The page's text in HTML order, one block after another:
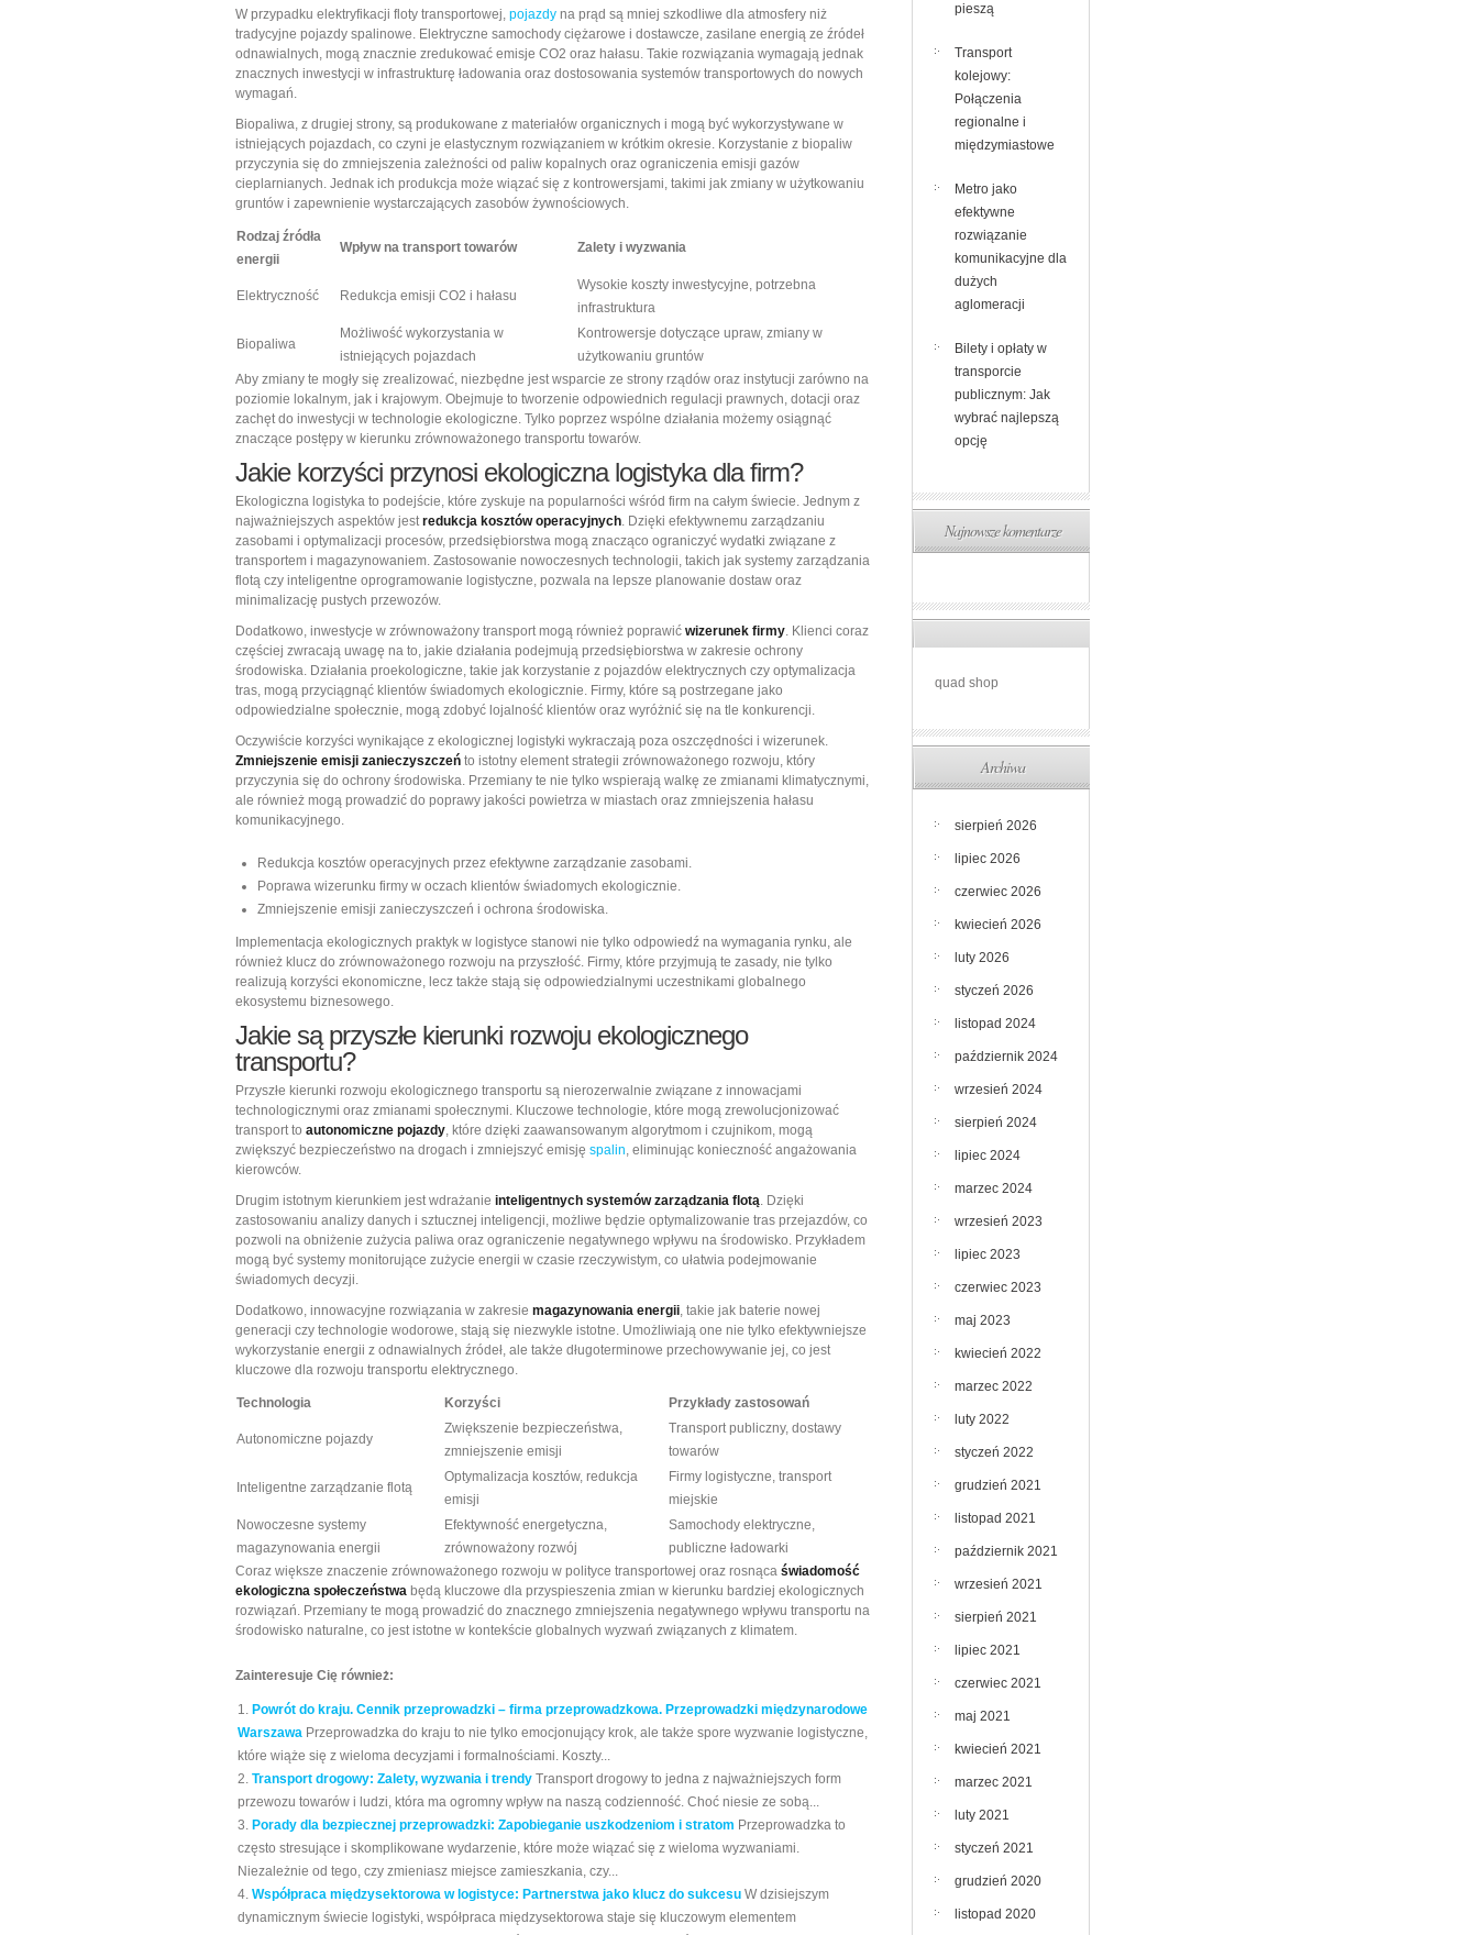
W przypadku elektryfikacji floty transportowej, pojazdy na prąd są mniej szkodliwe dla atmosfery niż
tradycyjne pojazdy spalinowe. Elektryczne samochody ciężarowe i dostawcze, zasilane energią ze źródeł
odnawialnych, mogą znacznie zredukować emisje CO2 oraz hałasu. Takie rozwiązania wymagają jednak
znacznych inwestycji w infrastrukturę ładowania oraz dostosowania systemów transportowych do nowych
wymagań.
Biopaliwa, z drugiej strony, są produkowane z materiałów organicznych i mogą być wykorzystywane w
istniejących pojazdach, co czyni je elastycznym rozwiązaniem w krótkim okresie. Korzystanie z biopaliw
przyczynia się do zmniejszenia zależności od paliw kopalnych oraz ograniczenia emisji gazów
cieplarnianych. Jednak ich produkcja może wiązać się z kontrowersjami, takimi jak zmiany w użytkowaniu
gruntów i zapewnienie wystarczających zasobów żywnościowych.
Rodzaj źródła
energii
Wpływ na transport towarów Zalety i wyzwania
Elektryczność Redukcja emisji CO2 i hałasu
Wysokie koszty inwestycyjne, potrzebna
infrastruktura
Biopaliwa
Możliwość wykorzystania w
istniejących pojazdach
Kontrowersje dotyczące upraw, zmiany w
użytkowaniu gruntów
Aby zmiany te mogły się zrealizować, niezbędne jest wsparcie ze strony rządów oraz instytucji zarówno na
poziomie lokalnym, jak i krajowym. Obejmuje to tworzenie odpowiednich regulacji prawnych, dotacji oraz
zachęt do inwestycji w technologie ekologiczne. Tylko poprzez wspólne działania możemy osiągnąć
znaczące postępy w kierunku zrównoważonego transportu towarów.
Jakie korzyści przynosi ekologiczna logistyka dla firm?
Ekologiczna logistyka to podejście, które zyskuje na popularności wśród firm na całym świecie. Jednym z
najważniejszych aspektów jestredukcja kosztów operacyjnych. Dzięki efektywnemu zarządzaniu
zasobami i optymalizacji procesów, przedsiębiorstwa mogą znacząco ograniczyć wydatki związane z
transportem i magazynowaniem. Zastosowanie nowoczesnych technologii, takich jak systemy zarządzania
flotą czy inteligentne oprogramowanie logistyczne, pozwala na lepsze planowanie dostaw oraz
minimalizację pustych przewozów.
Dodatkowo, inwestycje w zrównoważony transport mogą również poprawić wizerunek firmy. Klienci coraz
częściej zwracają uwagę na to, jakie działania podejmują przedsiębiorstwa w zakresie ochrony
środowiska. Działania proekologiczne, takie jak korzystanie z pojazdów elektrycznych czy optymalizacja
tras, mogą przyciągnąć klientów świadomych ekologicznie. Firmy, które są postrzegane jako
odpowiedzialne społecznie, mogą zdobyć lojalność klientów oraz wyróżnić się na tle konkurencji.
Oczywiście korzyści wynikające z ekologicznej logistyki wykraczają poza oszczędności i wizerunek.
Zmniejszenie emisji zanieczyszczeń to istotny element strategii zrównoważonego rozwoju, który
przyczynia się do ochrony środowiska. Przemiany te nie tylko wspierają walkę ze zmianami klimatycznymi,
ale również mogą prowadzić do poprawy jakości powietrza w miastach oraz zmniejszenia hałasu
komunikacyjnego.
Redukcja kosztów operacyjnych przez efektywne zarządzanie zasobami.
Poprawa wizerunku firmy w oczach klientów świadomych ekologicznie.
Zmniejszenie emisji zanieczyszczeń i ochrona środowiska.
Implementacja ekologicznych praktyk w logistyce stanowi nie tylko odpowiedź na wymagania rynku, ale
również klucz do zrównoważonego rozwoju na przyszłość. Firmy, które przyjmują te zasady, nie tylko
realizują korzyści ekonomiczne, lecz także stają się odpowiedzialnymi uczestnikami globalnego
ekosystemu biznesowego.
Jakie są przyszłe kierunki rozwoju ekologicznego
transportu?
Przyszłe kierunki rozwoju ekologicznego transportu są nierozerwalnie związane z innowacjami
technologicznymi oraz zmianami społecznymi. Kluczowe technologie, które mogą zrewolucjonizować
transport to autonomiczne pojazdy, które dzięki zaawansowanym algorytmom i czujnikom, mogą
zwiększyć bezpieczeństwo na drogach i zmniejszyć emisję spalin, eliminując konieczność angażowania
kierowców.
Drugim istotnym kierunkiem jest wdrażanie inteligentnych systemów zarządzania flotą. Dzięki
zastosowaniu analizy danych i sztucznej inteligencji, możliwe będzie optymalizowanie tras przejazdów, co
pozwoli na obniżenie zużycia paliwa oraz ograniczenie negatywnego wpływu na środowisko. Przykładem
mogą być systemy monitorujące zużycie energii w czasie rzeczywistym, co ułatwia podejmowanie
świadomych decyzji.
Dodatkowo, innowacyjne rozwiązania w zakresie magazynowania energii, takie jak baterie nowej
generacji czy technologie wodorowe, stają się niezwykle istotne. Umożliwiają one nie tylko efektywniejsze
wykorzystanie energii z odnawialnych źródeł, ale także długoterminowe przechowywanie jej, co jest
kluczowe dla rozwoju transportu elektrycznego.
Technologia Korzyści Przykłady zastosowań
Autonomiczne pojazdy
Zwiększenie bezpieczeństwa,
zmniejszenie emisji
Transport publiczny, dostawy
towarów
Inteligentne zarządzanie flotą
Optymalizacja kosztów, redukcja
emisji
Firmy logistyczne, transport
miejskie
Nowoczesne systemy
magazynowania energii
Efektywność energetyczna,
zrównoważony rozwój
Samochody elektryczne,
publiczne ładowarki
Coraz większe znaczenie zrównoważonego rozwoju w polityce transportowej oraz rosnąca świadomość
ekologiczna społeczeństwa będą kluczowe dla przyspieszenia zmian w kierunku bardziej ekologicznych
rozwiązań. Przemiany te mogą prowadzić do znacznego zmniejszenia negatywnego wpływu transportu na
środowisko naturalne, co jest istotne w kontekście globalnych wyzwań związanych z klimatem.
Zainteresuje Cię również:
Powrót do kraju. Cennik przeprowadzki – firma przeprowadzkowa. Przeprowadzki międzynarodowe
Warszawa Przeprowadzka do kraju to nie tylko emocjonujący krok, ale także spore wyzwanie logistyczne,
które wiąże się z wieloma decyzjami i formalnościami. Koszty...
Transport drogowy: Zalety, wyzwania i trendy Transport drogowy to jedna z najważniejszych form
przewozu towarów i ludzi, która ma ogromny wpływ na naszą codzienność. Choć niesie ze sobą...
Porady dla bezpiecznej przeprowadzki: Zapobieganie uszkodzeniom i stratom Przeprowadzka to
często stresujące i skomplikowane wydarzenie, które może wiązać się z wieloma wyzwaniami.
Niezależnie od tego, czy zmieniasz miejsce zamieszkania, czy...
Współpraca międzysektorowa w logistyce: Partnerstwa jako klucz do sukcesu W dzisiejszym
dynamicznym świecie logistyki, współpraca międzysektorowa staje się kluczowym elementem
pieszą
Transport
kolejowy:
Połączenia
regionalne i
międzymiastowe
Metro jako
efektywne
rozwiązanie
komunikacyjne dla
dużych
aglomeracji
Bilety i opłaty w
transporcie
publicznym: Jak
wybrać najlepszą
opcję
Najnowsze komentarze
quad shop
Archiwa
sierpień 2026
lipiec 2026
czerwiec 2026
kwiecień 2026
luty 2026
styczeń 2026
listopad 2024
październik 2024
wrzesień 2024
sierpień 2024
lipiec 2024
marzec 2024
wrzesień 2023
lipiec 2023
czerwiec 2023
maj 2023
kwiecień 2022
marzec 2022
luty 2022
styczeń 2022
grudzień 2021
listopad 2021
październik 2021
wrzesień 2021
sierpień 2021
lipiec 2021
czerwiec 2021
maj 2021
kwiecień 2021
marzec 2021
luty 2021
styczeń 2021
grudzień 2020
listopad 2020